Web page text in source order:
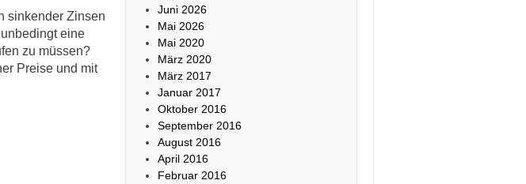
sinkender Zinsen
eine
zu müssen?
Preise und mit
Juni 2026
Mai 2026
Mai 2020
März 2020
März 2017
Januar 2017
Oktober 2016
September 2016
August 2016
April 2016
Februar 2016